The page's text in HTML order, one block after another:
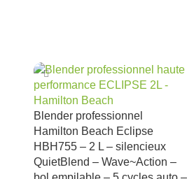
Blender professionnel
Hamilton Beach Eclipse
HBH755 – 2 L – silencieux
QuietBlend – Wave~Action –